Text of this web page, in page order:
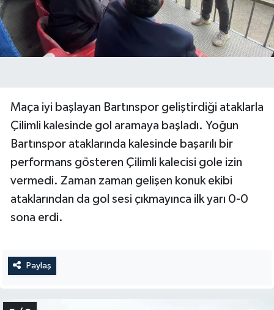
Maça iyi başlayan Bartınspor geliştirdiği ataklarla
Çilimli kalesinde gol aramaya başladı. Yoğun
Bartınspor ataklarında kalesinde başarılı bir
performans gösteren Çilimli kalecisi gole izin
vermedi. Zaman zaman gelişen konuk ekibi
ataklarından da gol sesi çıkmayınca ilk yarı 0-0
sona erdi.
Paylaş